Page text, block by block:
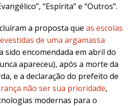
“Espírita” e “Outros”.
a proposta que as escolas
de uma argamassa
sido encomendada em abril do
apareceu), após a morte da
e a declaração do prefeito de
não ser sua prioridade,
modernas para o